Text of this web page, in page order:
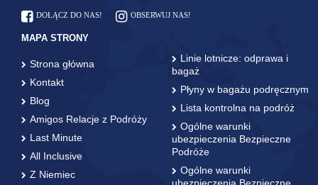
DOŁĄCZ DO NAS! OBSERWUJ NAS!
MAPA STRONY
Strona główna
Kontakt
Blog
Amigos Relacje z Podróży
Last Minute
All Inclusive
Z Niemiec
Linie lotnicze: odprawa i
bagaż
Płyny w bagażu podręcznym
Lista kontrolna na podróż
Ogólne warunki
ubezpieczenia Bezpieczne
Podróże
Ogólne warunki